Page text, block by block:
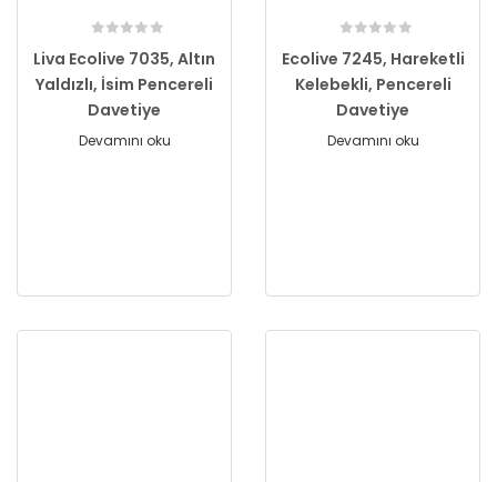
Liva Ecolive 7035, Altın
Yaldızlı, İsim Pencereli
Davetiye
Devamını oku
Ecolive 7245, Hareketli
Kelebekli, Pencereli
Davetiye
Devamını oku